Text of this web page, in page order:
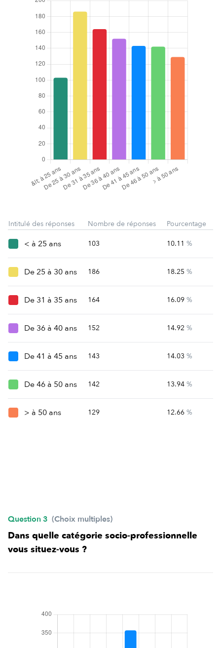
Intitulé des réponses Nombre de réponses Pourcentage
< à 25 ans 103 10.11 %
De 25 à 30 ans 186 18.25 %
De 31 à 35 ans 164 16.09 %
De 36 à 40 ans 152 14.92 %
De 41 à 45 ans 143 14.03 %
De 46 à 50 ans 142 13.94 %
> à 50 ans 129 12.66 %
Question 3 (Choix multiples)
Dans quelle catégorie socio-professionnelle
vous situez-vous ?